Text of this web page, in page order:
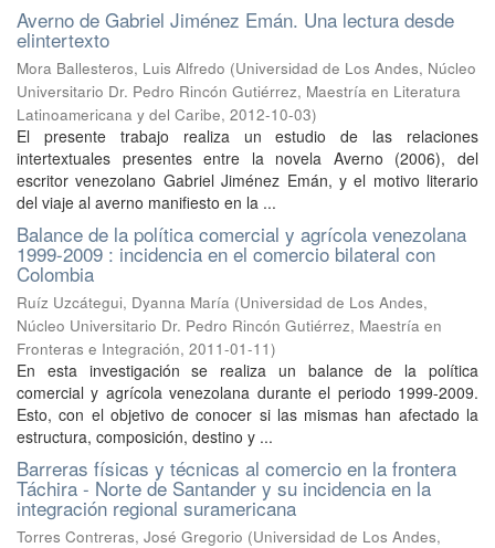
Averno de Gabriel Jiménez Emán. Una lectura desde
elintertexto
Mora Ballesteros, Luis Alfredo (Universidad de Los Andes, Núcleo
Universitario Dr. Pedro Rincón Gutiérrez, Maestría en Literatura
Latinoamericana y del Caribe, 2012-10-03)
El presente trabajo realiza un estudio de las relaciones
intertextuales presentes entre la novela Averno (2006), del
escritor venezolano Gabriel Jiménez Emán, y el motivo literario
del viaje al averno manifiesto en la ...
Balance de la política comercial y agrícola venezolana
1999-2009 : incidencia en el comercio bilateral con
Colombia
Ruíz Uzcátegui, Dyanna María (Universidad de Los Andes,
Núcleo Universitario Dr. Pedro Rincón Gutiérrez, Maestría en
Fronteras e Integración, 2011-01-11)
En esta investigación se realiza un balance de la política
comercial y agrícola venezolana durante el periodo 1999-2009.
Esto, con el objetivo de conocer si las mismas han afectado la
estructura, composición, destino y ...
Barreras físicas y técnicas al comercio en la frontera
Táchira - Norte de Santander y su incidencia en la
integración regional suramericana
Torres Contreras, José Gregorio (Universidad de Los Andes,